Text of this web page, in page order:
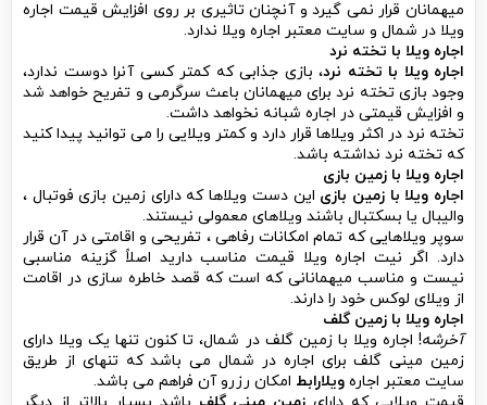
میهمانان قرار نمی گیرد و آنچنان تاثیری بر روی افزایش قیمت اجاره
ویلا در شمال و سایت معتبر اجاره ویلا ندارد.
اجاره ویلا با تخته نرد
اجاره ویلا با تخته نرد، بازی جذابی که کمتر کسی آنرا دوست ندارد،
وجود بازی تخته نرد برای میهمانان باعث سرگرمی و تفریح خواهد شد
و افزایش قیمتی در اجاره شبانه نخواهد داشت.
تخته نرد در اکثر ویلاها قرار دارد و کمتر ویلایی را می توانید پیدا کنید
که تخته نرد نداشته باشد.
اجاره ویلا با زمین بازی
اجاره ویلا با زمین بازی این دست ویلاها که دارای زمین بازی فوتبال ،
والیبال یا بسکتبال باشند ویلاهای معمولی نیستند.
سوپر ویلاهایی که تمام امکانات رفاهی ، تفریحی و اقامتی در آن قرار
دارد. اگر نیت اجاره ویلا قیمت مناسب دارید اصلاً گزینه مناسبی
نیست و مناسب میهمانانی که است که قصد خاطره سازی در اقامت
از ویلای لوکس خود را دارند.
اجاره ویلا با زمین گلف
آخرشه! اجاره ویلا با زمین گلف در شمال، تا کنون تنها یک ویلا دارای
زمین مینی گلف برای اجاره در شمال می باشد که تنهای از طریق
سایت معتبر اجاره ویلارابط امکان رزرو آن فراهم می باشد.